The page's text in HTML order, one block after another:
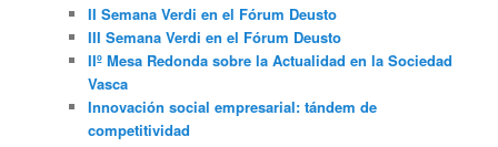
II Semana Verdi en el Fórum Deusto
III Semana Verdi en el Fórum Deusto
IIº Mesa Redonda sobre la Actualidad en la Sociedad
Vasca
Innovación social empresarial: tándem de
competitividad